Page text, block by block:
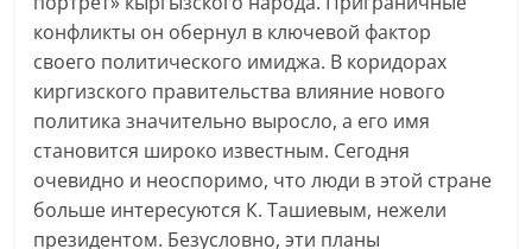
конфликты он обернул в ключевой фактор
своего политического имиджа. В коридорах
киргизского правительства влияние нового
политика значительно выросло, а его имя
становится широко известным. Сегодня
очевидно и неоспоримо, что люди в этой стране
больше интересуются К. Ташиевым, нежели
президентом. Безусловно, эти планы